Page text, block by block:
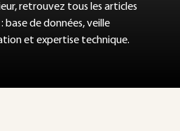
retrouvez tous les articles
de données, veille
et expertise technique.